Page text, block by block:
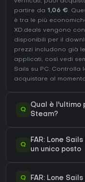
partire da 1,06 €.
è tra le più
XD.deals vengono
disponibili per il
prezzi includono già
applicati, così vedi
Sails su PC. Controlla
acquistare al
Q
Qual è l'ultimo
Steam?
Q
FAR: Lone
un unico posto
Q FAR: Lone